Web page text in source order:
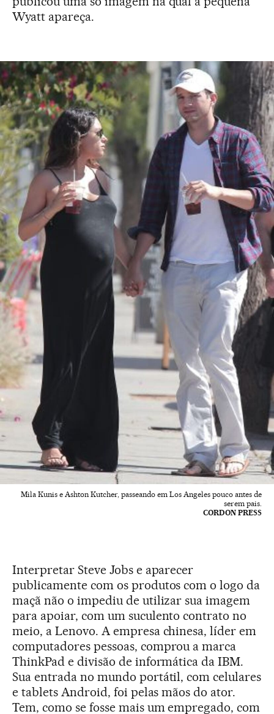
Wyatt apareça.
Mila Kunis e Ashton Kutcher, passeando em Los Angeles pouco antes de
serem pais.
CORDON PRESS
Interpretar Steve Jobs e aparecer
publicamente com os produtos com o logo da
maçã não o impediu de utilizar sua imagem
para apoiar, com um suculento contrato no
meio, a Lenovo. A empresa chinesa, líder em
computadores pessoas, comprou a marca
ThinkPad e divisão de informática da IBM.
Sua entrada no mundo portátil, com celulares
e tablets Android, foi pelas mãos do ator.
Tem, como se fosse mais um empregado, com